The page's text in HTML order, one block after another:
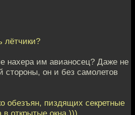
лётчики?
нахера им авианосец? Даже не
стороны, он и без самолетов
обезъян, пиздящих секретные
открытые окна.)))